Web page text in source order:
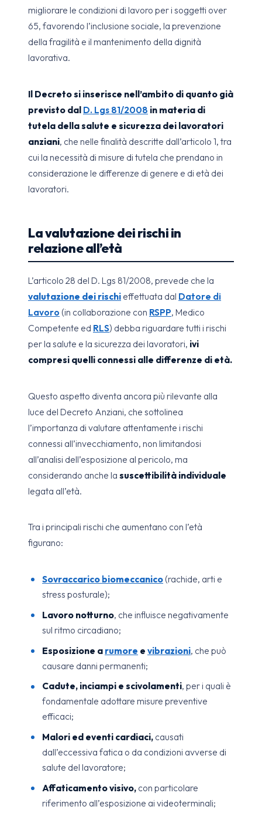
migliorare le condizioni di lavoro per i soggetti over
65, favorendo l’inclusione sociale, la prevenzione
della fragilità e il mantenimento della dignità
lavorativa.
Il Decreto si inserisce nell’ambito di quanto già
previsto dal D. Lgs 81/2008 in materia di
tutela della salute e sicurezza dei lavoratori
anziani, che nelle finalità descritte dall’articolo 1, tra
cui la necessità di misure di tutela che prendano in
considerazione le differenze di genere e di età dei
lavoratori.
La valutazione dei rischi in
relazione all’età
L’articolo 28 del D. Lgs 81/2008, prevede che la
valutazione dei rischi effettuata dal Datore di
Lavoro (in collaborazione con RSPP, Medico
Competente ed RLS) debba riguardare tutti i rischi
per la salute e la sicurezza dei lavoratori, ivi
compresi quelli connessi alle differenze di età.
Questo aspetto diventa ancora più rilevante alla
luce del Decreto Anziani, che sottolinea
l’importanza di valutare attentamente i rischi
connessi all’invecchiamento, non limitandosi
all’analisi dell’esposizione al pericolo, ma
considerando anche la suscettibilità individuale
legata all’età.
Tra i principali rischi che aumentano con l’età
figurano:
Sovraccarico biomeccanico (rachide, arti e
stress posturale);
Lavoro notturno, che influisce negativamente
sul ritmo circadiano;
Esposizione a rumore e vibrazioni, che può
causare danni permanenti;
Cadute, inciampi e scivolamenti, per i quali è
fondamentale adottare misure preventive
efficaci;
Malori ed eventi cardiaci, causati
dall’eccessiva fatica o da condizioni avverse di
salute del lavoratore;
Affaticamento visivo, con particolare
riferimento all’esposizione ai videoterminali;